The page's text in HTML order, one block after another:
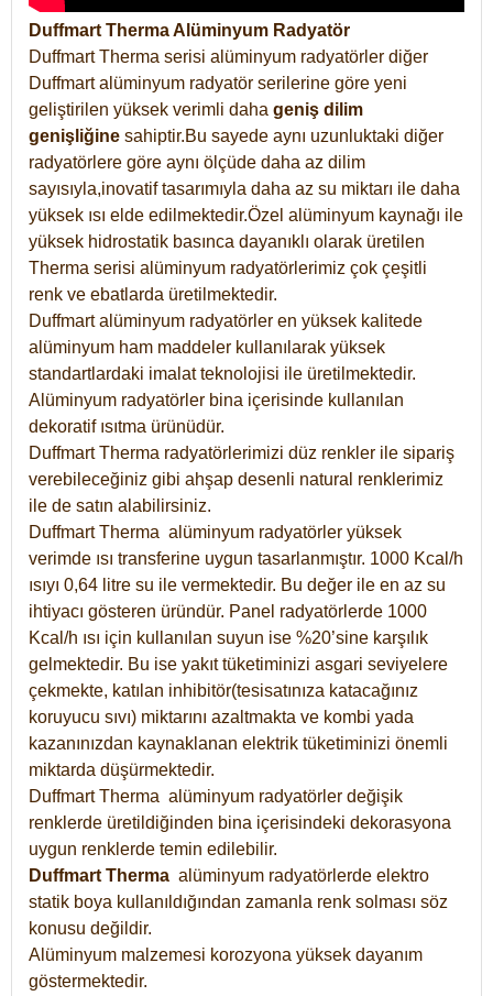
Duffmart Therma Alüminyum Radyatör
Duffmart Therma serisi alüminyum radyatörler diğer
Duffmart alüminyum radyatör serilerine göre yeni
geliştirilen yüksek verimli daha geniş dilim
genişliğine sahiptir.Bu sayede aynı uzunluktaki diğer
radyatörlere göre aynı ölçüde daha az dilim
sayısıyla,inovatif tasarımıyla daha az su miktarı ile daha
yüksek ısı elde edilmektedir.Özel alüminyum kaynağı ile
yüksek hidrostatik basınca dayanıklı olarak üretilen
Therma serisi alüminyum radyatörlerimiz çok çeşitli
renk ve ebatlarda üretilmektedir.
Duffmart alüminyum radyatörler en yüksek kalitede
alüminyum ham maddeler kullanılarak yüksek
standartlardaki imalat teknolojisi ile üretilmektedir.
Alüminyum radyatörler bina içerisinde kullanılan
dekoratif ısıtma ürünüdür.
Duffmart Therma radyatörlerimizi düz renkler ile sipariş
verebileceğiniz gibi ahşap desenli natural renklerimiz
ile de satın alabilirsiniz.
Duffmart Therma alüminyum radyatörler yüksek
verimde ısı transferine uygun tasarlanmıştır. 1000 Kcal/h
ısıyı 0,64 litre su ile vermektedir. Bu değer ile en az su
ihtiyacı gösteren üründür. Panel radyatörlerde 1000
Kcal/h ısı için kullanılan suyun ise %20’sine karşılık
gelmektedir. Bu ise yakıt tüketiminizi asgari seviyelere
çekmekte, katılan inhibitör(tesisatınıza katacağınız
koruyucu sıvı) miktarını azaltmakta ve kombi yada
kazanınızdan kaynaklanan elektrik tüketiminizi önemli
miktarda düşürmektedir.
Duffmart Therma alüminyum radyatörler değişik
renklerde üretildiğinden bina içerisindeki dekorasyona
uygun renklerde temin edilebilir.
Duffmart Therma alüminyum radyatörlerde elektro
statik boya kullanıldığından zamanla renk solması söz
konusu değildir.
Alüminyum malzemesi korozyona yüksek dayanım
göstermektedir.